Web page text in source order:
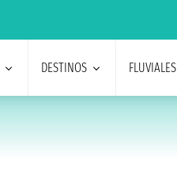
DESTINOS FLUVIALES